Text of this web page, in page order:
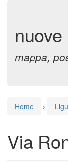
mappa,
Home ›
Via